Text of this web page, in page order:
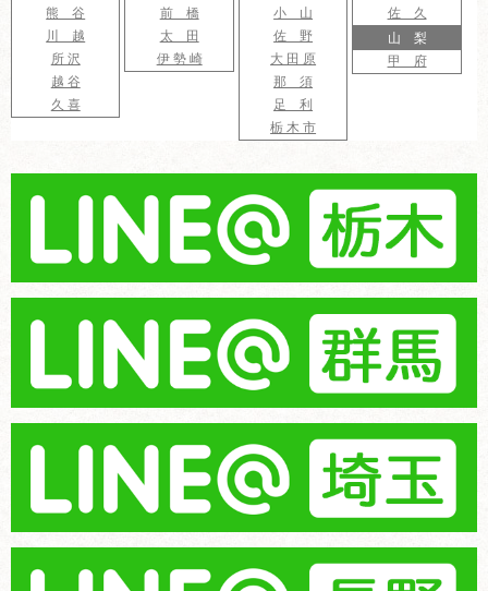
熊 谷
川 越
所 沢
越 谷
久 喜
前 橋
太 田
伊 勢 崎
小 山
佐 野
大 田 原
那 須
足 利
栃 木 市
佐 久
山 梨
甲 府